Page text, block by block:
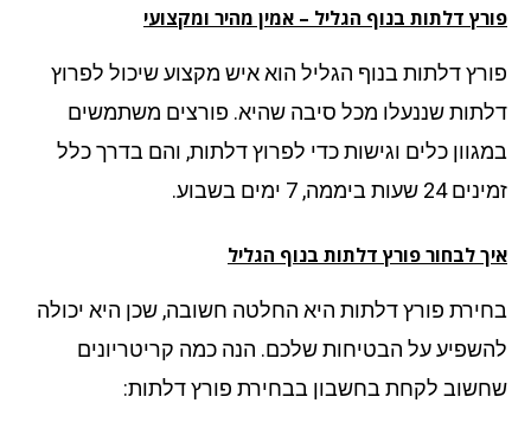
דלתותבנוף הגליל – אמין מהיר ומקצועי
דלתות בנוף הגליל הוא איש מקצוע שיכול לפרוץ
שננעלו מכל סיבה שהיא. פורצים משתמשים
כלים וגישות כדי לפרוץ דלתות, והם בדרך כלל
ביממה, 7 ימים בשבוע.
לבחור פורץ דלתות בנוף הגליל
פורץ דלתות היא החלטה חשובה, שכן היא יכולה
על הבטיחות שלכם. הנה כמה קריטריונים
לקחת בחשבון בבחירת פורץ דלתות: